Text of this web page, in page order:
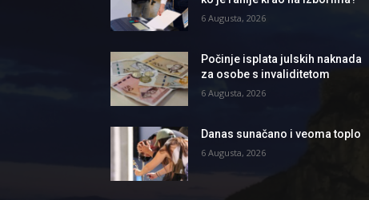
6 Augusta, 2026
Počinje isplata julskih naknada
za osobe s invaliditetom
6 Augusta, 2026
Danas sunačano i veoma toplo
6 Augusta, 2026